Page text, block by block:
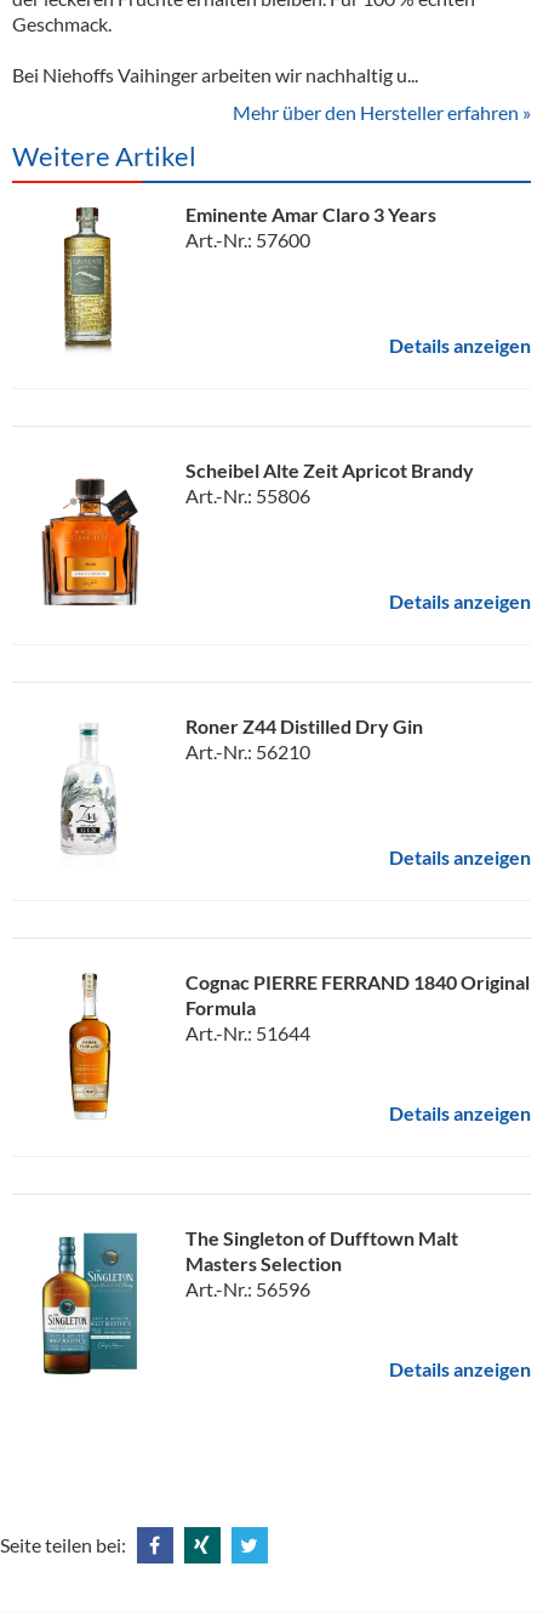
Geschmack.
Bei Niehoffs Vaihinger arbeiten wir nachhaltig u...
Mehr über den Hersteller erfahren »
Weitere Artikel
Eminente Amar Claro 3 Years
Art.-Nr.: 57600
Details anzeigen
Scheibel Alte Zeit Apricot Brandy
Art.-Nr.: 55806
Details anzeigen
Roner Z44 Distilled Dry Gin
Art.-Nr.: 56210
Details anzeigen
Cognac PIERRE FERRAND 1840 Original
Formula
Art.-Nr.: 51644
Details anzeigen
The Singleton of Dufftown Malt
Masters Selection
Art.-Nr.: 56596
Details anzeigen
Seite teilen bei: